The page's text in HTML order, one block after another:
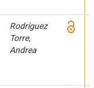
Rodríguez
Torre,
Andrea